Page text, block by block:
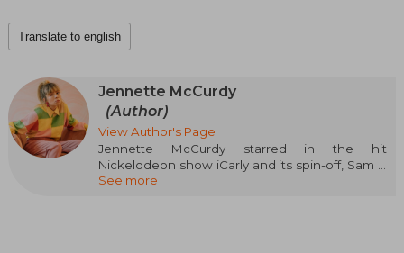
Translate to english
Jennette McCurdy
(Author)
View Author's Page
Jennette McCurdy starred in the hit
Nickelodeon show iCarly and its spin-off, Sam &
Cat, as well as the Netflix series Between. In
See more